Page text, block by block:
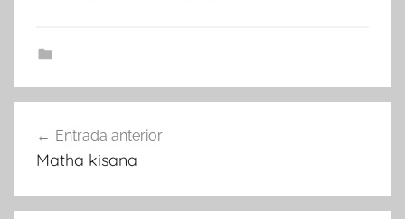
d'entrades
Entrada anterior
Matha kisana